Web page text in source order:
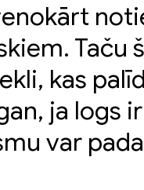
Taču
kas
ja logs
var